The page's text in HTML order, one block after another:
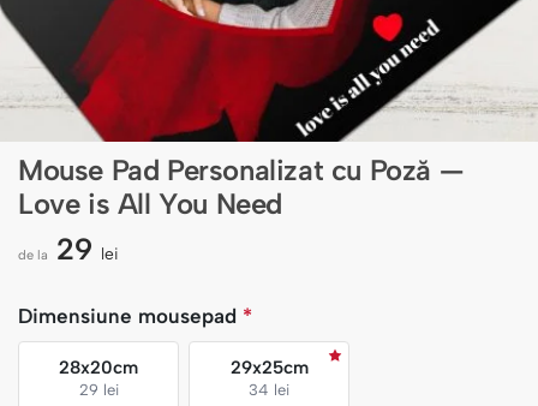
Mouse Pad Personalizat cu Poză —
Love is All You Need
de la 29 lei
Dimensiune mousepad *
28x20cm
29 lei
29x25cm
34 lei